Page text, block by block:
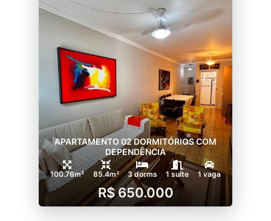
APARTAMENTO 02 DORMITÓRIOS COM
DEPENDÊNCIA
100.76m² 85.4m² 3 dorms 1 suíte 1 vaga
R$ 650.000